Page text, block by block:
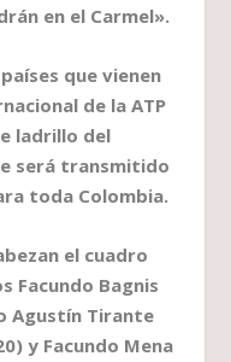
en el Carmel».
que vienen
de la ATP
ladrillo del
será transmitido
toda Colombia.
el cuadro
Facundo Bagnis
Agustín Tirante
y Facundo Mena